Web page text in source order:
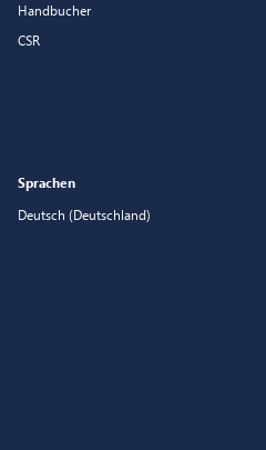
Handbucher
CSR
Sprachen
Deutsch (Deutschland)